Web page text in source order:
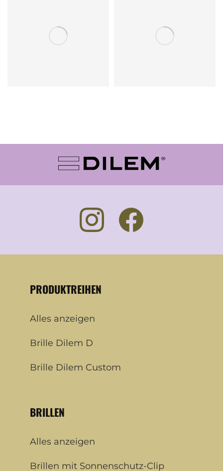
PRODUKTREIHEN
Alles anzeigen
Brille Dilem D
Brille Dilem Custom
BRILLEN
Alles anzeigen
Brillen mit Sonnenschutz-Clip